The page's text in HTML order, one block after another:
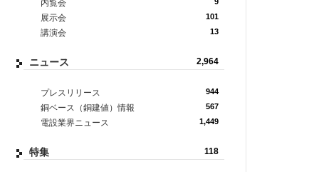
内覧会
展示会 101
講演会 13
ニュース 2,964
プレスリリース 944
銅ベース（銅建値）情報 567
電設業界ニュース 1,449
特集 118